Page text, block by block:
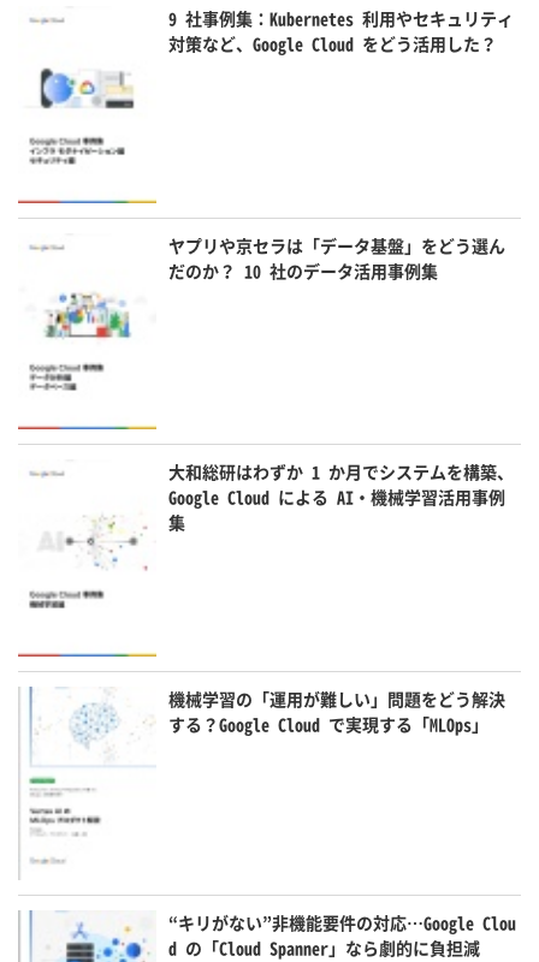
9 社事例集：Kubernetes 利用やセキュリティ
対策など、Google Cloud をどう活用した？
ヤプリや京セラは「データ基盤」をどう選ん
だのか？ 10 社のデータ活用事例集
大和総研はわずか 1 か月でシステムを構築、
Google Cloud による AI・機械学習活用事例
集
機械学習の「運用が難しい」問題をどう解決
する？Google Cloud で実現する「MLOps」
“キリがない”非機能要件の対応…Google Clou
d の「Cloud Spanner」なら劇的に負担減